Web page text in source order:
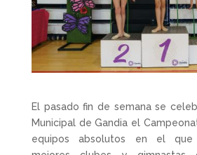
El pasado fin de semana se
Municipal de Gandia el
equipos absolutos en el que